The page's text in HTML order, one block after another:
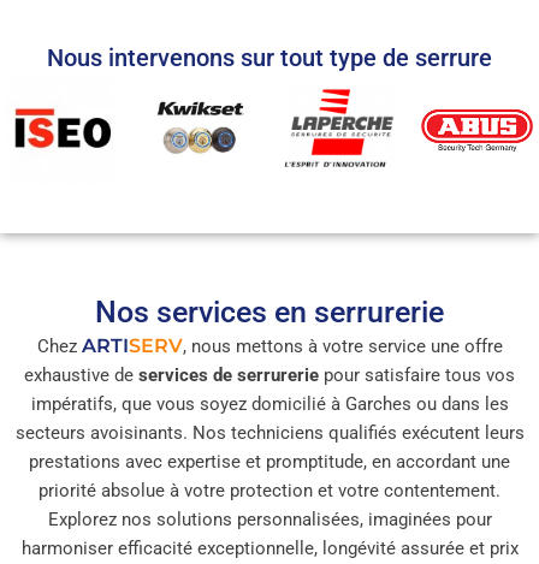
Nous intervenons sur tout type de serrure
Nos services en serrurerie
Chez ARTISERV, nous mettons à votre service une offre
exhaustive de services de serrurerie pour satisfaire tous vos
impératifs, que vous soyez domicilié à Garches ou dans les
secteurs avoisinants. Nos techniciens qualifiés exécutent leurs
prestations avec expertise et promptitude, en accordant une
priorité absolue à votre protection et votre contentement.
Explorez nos solutions personnalisées, imaginées pour
harmoniser efficacité exceptionnelle, longévité assurée et prix